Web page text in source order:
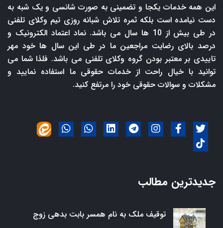
این همه خدمات یکجا و تضمینی به صورت شانسی و یک شبه به
دست نیامده است بلکه ثمره تلاش شبانه روزی تیم وکلای تلفنی
در طی بیش از 10 ها سال می باشد. نماد اعتماد الکترونیک و
درصد بالای رضایت مراجعین ما در طی این سال ها خود مهر
تاییدی بر معتبر بودن گروه وکلای تلفنی می باشد. فلذا شما می
توانید با خیال راحت از خدمات حقوقی ما استفاده نمایید و
مشکلات و سوالات حقوقی خود را مرتفع کنید.
جدیدترین مطالب
توقیف ملک به نام همسر بابت بدهی زوج